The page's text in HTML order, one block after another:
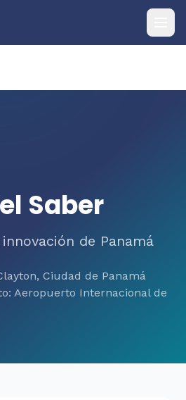
Saber
de Panamá
Ciudad de Panamá
: Aeropuerto Internacional de